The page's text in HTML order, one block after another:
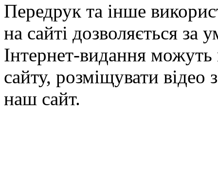
Передрук та інше
на сайті дозволяється
Інтернет-видання можуть
сайту, розміщувати відео
наш сайт.